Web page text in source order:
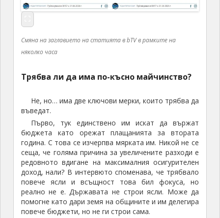
Смяна на заглавието на статията в bTV в рамките на
няколко часа
Трябва ли да има по-късно майчинство?
Не, но… има две ключови мерки, които трябва да
въведат.
Първо, тук единствено им искат да вържат
бюджета като орежат плащанията за втората
година. С това се изчерпва мярката им. Никой не се
сеща, че голяма причина за увеличените разходи е
редовното вдигане на максималния осигурителен
доход, нали? В интервюто споменава, че трябвало
повече ясли и всъщност това бил фокуса, но
реално не е. Държавата не строи ясли. Може да
помогне като дари земя на общините и им делегира
повече бюджети, но не ги строи сама.